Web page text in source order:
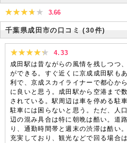
3.66
千葉県成田市の口コミ (30件)
4.33
成田駅は昔ながらの風情を残しつつ
ができる。すぐ近くに京成成田駅も
利で、京成スカイライナーで都心か
に良いと思う。成田駅から空港まで
されている。駅周辺は車を停める駐
駐車には困らないと思う。ただ、人
辺の混み具合は特に朝晩は酷い。道
り、通勤時間帯と週末の渋滞は酷い
充実しており、観光などで回る場合